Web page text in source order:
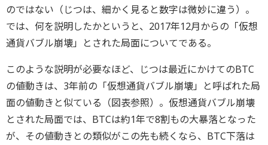
のではない（じつは、細かく見ると数字は微妙に違う）。
では、何を説明したかというと、2017年12月からの「仮想
通貨バブル崩壊」とされた局面についてである。
このような説明が必要なほど、じつは最近にかけてのBTC
の値動きは、3年前の「仮想通貨バブル崩壊」と呼ばれた局
面の値動きと似ている（図表参照）。仮想通貨バブル崩壊
とされた局面では、BTCは約1年で8割もの大暴落となった
が、その値動きとの類似がこの先も続くなら、BTC下落は